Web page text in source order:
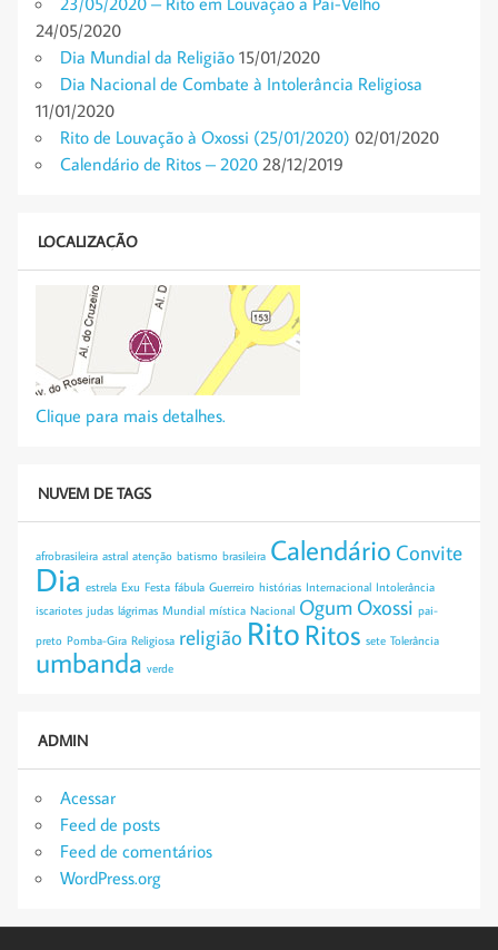
24/05/2020
Dia Mundial da Religião 15/01/2020
Dia Nacional de Combate à Intolerância Religiosa
11/01/2020
Rito de Louvação à Oxossi (25/01/2020) 02/01/2020
Calendário de Ritos – 2020 28/12/2019
LOCALIZAÇÃO
Clique para mais detalhes.
NUVEM DE TAGS
afrobrasileira astral atenção batismo brasileira Calendário Convite
Dia estrela Exu Festa fábula Guerreiro histórias Internacional Intolerância
iscariotes judas lágrimas Mundial mística Nacional Ogum Oxossi pai-
preto Pomba-Gira Religiosa religião RitoRitos sete Tolerância
umbanda verde
ADMIN
Acessar
Feed de posts
Feed de comentários
WordPress.org